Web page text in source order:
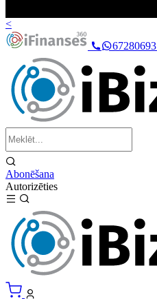
<
67280693
Abonēšana
Autorizēties